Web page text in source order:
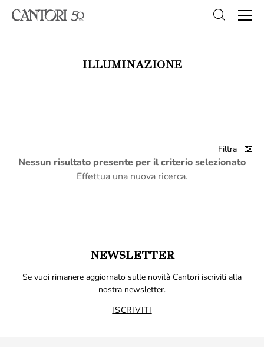
ILLUMINAZIONE
Filtra
Nessun risultato presente per il criterio selezionato
Effettua una nuova ricerca.
NEWSLETTER
Se vuoi rimanere aggiornato sulle novità Cantori iscriviti alla
nostra newsletter.
ISCRIVITI